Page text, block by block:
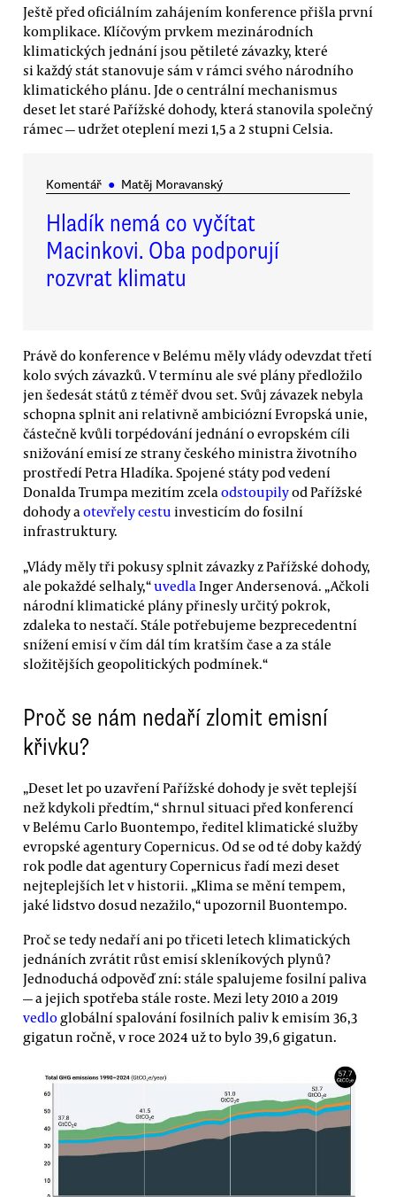
Ještě před oficiálním zahájením konference přišla první
komplikace. Klíčovým prvkem mezinárodních
klimatických jednání jsou pětileté závazky, které
si každý stát stanovuje sám v rámci svého národního
klimatického plánu. Jde o centrální mechanismus
deset let staré Pařížské dohody, která stanovila společný
rámec — udržet oteplení mezi 1,5 a 2 stupni Celsia.
Komentář ● Matěj Moravanský
Hladík nemá co vyčítat
Macinkovi. Oba podporují
rozvrat klimatu
Právě do konference v Belému měly vlády odevzdat třetí
kolo svých závazků. V termínu ale své plány předložilo
jen šedesát států z téměř dvou set. Svůj závazek nebyla
schopna splnit ani relativně ambiciózní Evropská unie,
částečně kvůli torpédování jednání o evropském cíli
snižování emisí ze strany českého ministra životního
prostředí Petra Hladíka. Spojené státy pod vedení
Donalda Trumpa mezitím zcelaodstoupilyod Pařížské
dohody aotevřely cestu investicím do fosilní
infrastruktury.
„Vlády měly tři pokusy splnit závazky z Pařížské dohody,
ale pokaždé selhaly,“uvedla Inger Andersenová. „Ačkoli
národní klimatické plány přinesly určitý pokrok,
zdaleka to nestačí. Stále potřebujeme bezprecedentní
snížení emisí v čím dál tím kratším čase a za stále
složitějších geopolitických podmínek.“
Proč se nám nedaří zlomit emisní
křivku?
„Deset let po uzavření Pařížské dohody je svět teplejší
než kdykoli předtím,“ shrnul situaci před konferencí
v Belému Carlo Buontempo, ředitel klimatické služby
evropské agentury Copernicus. Od se od té doby každý
rok podle dat agentury Copernicus řadí mezi deset
nejteplejších let v historii. „Klima se mění tempem,
jaké lidstvo dosud nezažilo,“ upozornil Buontempo.
Proč se tedy nedaří ani po třiceti letech klimatických
jednáních zvrátit růst emisí skleníkových plynů?
Jednoduchá odpověď zní: stále spalujeme fosilní paliva
— a jejich spotřeba stále roste. Mezi lety 2010 a 2019
vedlo globální spalování fosilních paliv k emisím 36,3
gigatun ročně, v roce 2024 už to bylo 39,6 gigatun.